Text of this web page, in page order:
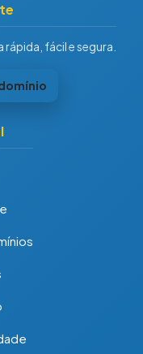
fácil e segura.